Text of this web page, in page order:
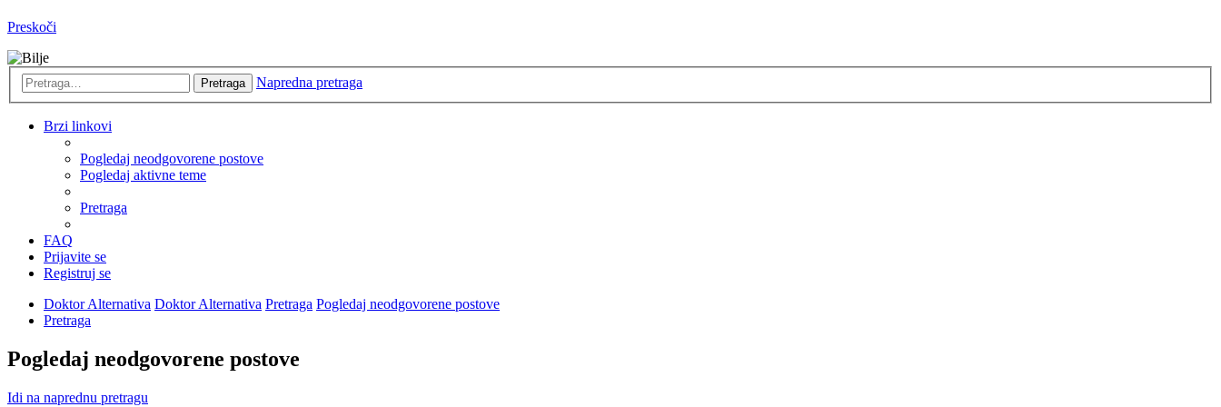
Preskoči
Pretraga Napredna pretraga
Brzi linkovi
Pogledaj neodgovorene postove
Pogledaj aktivne teme
Pretraga
FAQ
Prijavite se
Registruj se
Doktor Alternativa Doktor Alternativa Pretraga Pogledaj neodgovorene postove
Pretraga
Pogledaj neodgovorene postove
Idi na naprednu pretragu